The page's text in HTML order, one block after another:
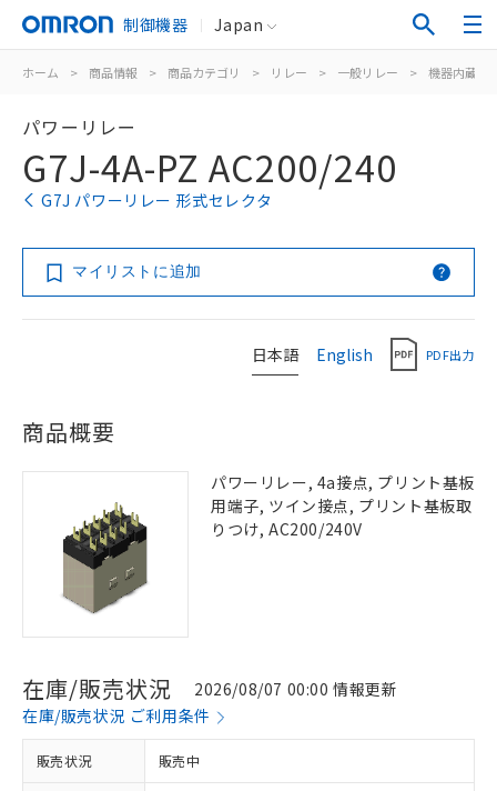
制御機器 Japan
ホーム > 商品情報 > 商品カテゴリ > リレー > 一般リレー > 機器内蔵用
パワーリレー
G7J-4A-PZ AC200/240
G7J パワーリレー 形式セレクタ
マイリストに追加
日本語 English PDF出力
商品概要
パワーリレー, 4a接点, プリント基板
用端子, ツイン接点, プリント基板取
りつけ, AC200/240V
在庫/販売状況
2026/08/07 00:00 情報更新
在庫/販売状況 ご利用条件
販売状況 販売中